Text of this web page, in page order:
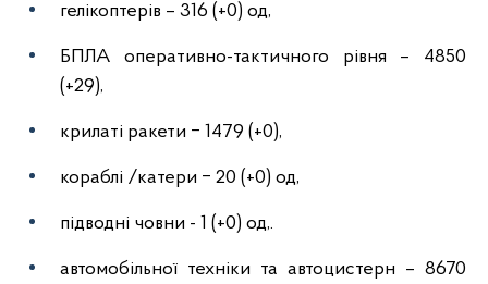
гелікоптерів – 316 (+0) од,
БПЛА оперативно-тактичного рівня – 4850
(+29),
крилаті ракети ‒ 1479 (+0),
кораблі /катери ‒ 20 (+0) од,
підводні човни - 1 (+0) од,.
автомобільної техніки та автоцистерн – 8670